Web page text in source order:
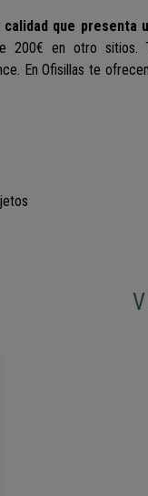
que presenta
200€ en otro sitios.
En Ofisillas te